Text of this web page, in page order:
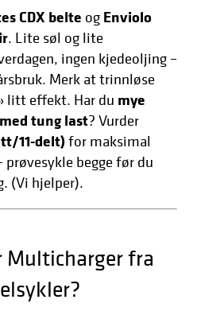
CDX belte og Enviolo
. Lite søl og lite
ingen kjedeoljing –
Merk at trinnløse
litt effekt. Har du mye
tung last? Vurder
11-delt)for maksimal
begge før du
(Vi hjelper).
Multicharger fra